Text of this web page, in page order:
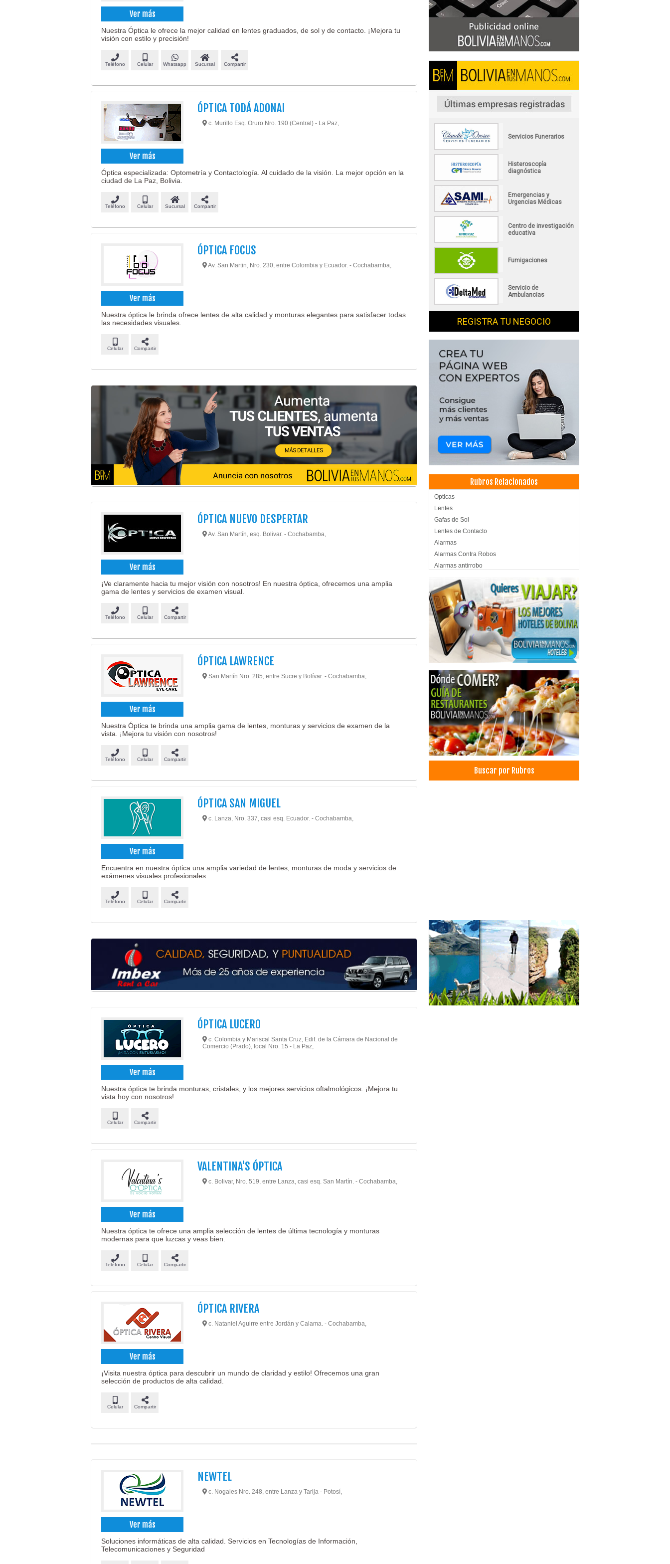
Ver más
Nuestra Óptica le ofrece la mejor calidad en lentes graduados, de sol y de contacto. ¡Mejora tu
visión con estilo y precisión!
Teléfono Celular Whatsapp Sucursal Compartir
Ver más
ÓPTICA TODÁ ADONAI
c. Murillo Esq. Oruro Nro. 190 (Central) - La Paz,
Óptica especializada: Optometría y Contactología. Al cuidado de la visión. La mejor opción en la
ciudad de La Paz, Bolivia.
Teléfono Celular Sucursal Compartir
Ver más
ÓPTICA FOCUS
Av. San Martin, Nro. 230, entre Colombia y Ecuador. - Cochabamba,
Nuestra óptica le brinda ofrece lentes de alta calidad y monturas elegantes para satisfacer todas
las necesidades visuales.
Celular Compartir
Ver más
ÓPTICA NUEVO DESPERTAR
Av. San Martín, esq. Bolivar. - Cochabamba,
¡Ve claramente hacia tu mejor visión con nosotros! En nuestra óptica, ofrecemos una amplia
gama de lentes y servicios de examen visual.
Teléfono Celular Compartir
Ver más
ÓPTICA LAWRENCE
San Martín Nro. 285, entre Sucre y Bolívar. - Cochabamba,
Nuestra Óptica te brinda una amplia gama de lentes, monturas y servicios de examen de la
vista. ¡Mejora tu visión con nosotros!
Teléfono Celular Compartir
Ver más
ÓPTICA SAN MIGUEL
c. Lanza, Nro. 337, casi esq. Ecuador. - Cochabamba,
Encuentra en nuestra óptica una amplia variedad de lentes, monturas de moda y servicios de
exámenes visuales profesionales.
Teléfono Celular Compartir
Ver más
ÓPTICA LUCERO
c. Colombia y Mariscal Santa Cruz, Edif. de la Cámara de Nacional de
Comercio (Prado), local Nro. 15 - La Paz,
Nuestra óptica te brinda monturas, cristales, y los mejores servicios oftalmológicos. ¡Mejora tu
vista hoy con nosotros!
Celular Compartir
Ver más
VALENTINA'S ÓPTICA
c. Bolivar, Nro. 519, entre Lanza, casi esq. San Martín. - Cochabamba,
Nuestra óptica te ofrece una amplia selección de lentes de última tecnología y monturas
modernas para que luzcas y veas bien.
Teléfono Celular Compartir
Ver más
ÓPTICA RIVERA
c. Nataniel Aguirre entre Jordán y Calama. - Cochabamba,
¡Visita nuestra óptica para descubrir un mundo de claridad y estilo! Ofrecemos una gran
selección de productos de alta calidad.
Celular Compartir
Ver más
NEWTEL
c. Nogales Nro. 248, entre Lanza y Tarija - Potosí,
Soluciones informáticas de alta calidad. Servicios en Tecnologías de Información,
Telecomunicaciones y Seguridad
Servicios Funerarios
Histeroscopía
diagnóstica
Emergencias y
Urgencias Médicas
Centro de investigación
educativa
Fumigaciones
Servicio de
Ambulancias
REGISTRA TU NEGOCIO
Rubros Relacionados
Opticas
Lentes
Gafas de Sol
Lentes de Contacto
Alarmas
Alarmas Contra Robos
Alarmas antirrobo
Configuración de Redes
Cámaras de seguridad
Cámaras de vigilancia
Fibra óptica
Redes inalambricas
Redes
Sistemas biométricos
Buscar por Rubros